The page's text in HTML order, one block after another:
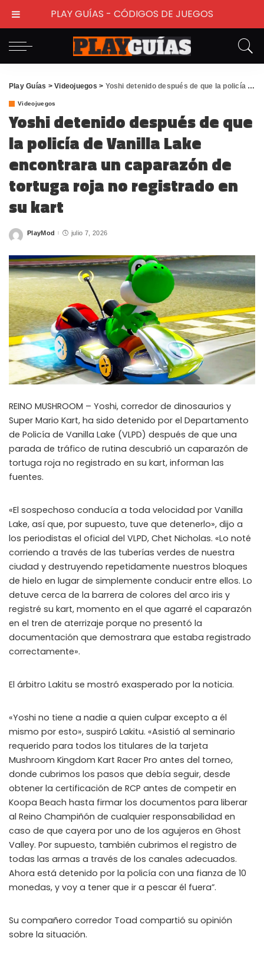
WHY JOIN THE CHANNEL?
ALL PERKS — ZERO NOISE • 100% FREE
COLLAPSE
💎 100% FREE to join
No subscription, no credit card required — ever
🏆Steam Games Giveaways
Global contests to win full Steam games & gift cards
🚫Zero Ads • Zero Spam
No promotions, no junk — just pure gaming content
📲
Everything arrives directly — faster than websites or email
🔒Members-Only Content
Exclusive guides & secrets never published anywhere else
🌍 Global Community
Join gamers worldwide and get real-time alerts
Play Guías >Videojuegos > Yoshi detenido después de que la policía de Vanilla Lake encontrara un caparazón de tortuga roja no registrado en su kart
Videojuegos
Yoshi detenido después de que
la policía de Vanilla Lake
encontrara un caparazón de
tortuga roja no registrado en
su kart
Posted
PlayMod julio 7, 2026
REINO MUSHROOM – Yoshi, corredor de dinosaurios y
Super Mario Kart, ha sido detenido por el Departamento
de Policía de Vanilla Lake (VLPD) después de que una
parada de tráfico de rutina descubrió un caparazón de
tortuga roja no registrado en su kart, informan las
fuentes.
«El sospechoso conducía a toda velocidad por Vanilla
Lake, así que, por supuesto, tuve que detenerlo», dijo a
los periodistas el oficial del VLPD, Chet Nicholas. «Lo noté
corriendo a través de las tuberías verdes de nuestra
ciudad y destruyendo repetidamente nuestros bloques
de hielo en lugar de simplemente conducir entre ellos. Lo
detuve cerca de la barrera de colores del arco iris y
registré su kart, momento en el que agarré el caparazón
en el tren de aterrizaje porque no presentó la
documentación que demostrara que estaba registrado
correctamente».
El árbitro Lakitu se mostró exasperado por la noticia.
«Yoshi no tiene a nadie a quien culpar excepto a él
mismo por esto», suspiró Lakitu. «Asistió al seminario
requerido para todos los titulares de la tarjeta
Mushroom Kingdom Kart Racer Pro antes del torneo,
donde cubrimos los pasos que debía seguir, desde
obtener la certificación de RCP antes de competir en
Koopa Beach hasta firmar los documentos para liberar
al Reino Champiñón de cualquier responsabilidad en
caso de que cayera por uno de los agujeros en Ghost
Valley. Por supuesto, también cubrimos el registro de
todas las armas a través de los canales adecuados.
Ahora está detenido por la policía con una fianza de 10
monedas, y voy a tener que ir a pescar él fuera”.
Su compañero corredor Toad compartió su opinión
sobre la situación.
PLAY GUÍAS - CÓDIGOS DE JUEGOS